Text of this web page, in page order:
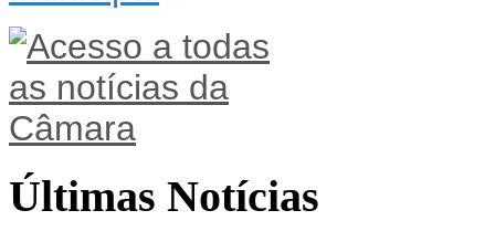
Últimas Notícias